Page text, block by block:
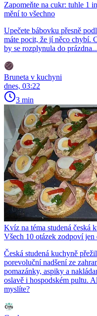
Zapomeňte na cukr: tuhle 1
mění to všechno
Upečete bábovku přesně
máte pocit, že jí něco chybí.
by se rozplynula do
Bruneta v kuchyni
dnes, 03:22
3 min
Kvíz na téma studená česká
Všech 10 otázek zodpoví jen
Česká studená kuchyně
porevoluční nadšení ze
pomazánky, aspiky a
oslavě i hospodském pultu.
myslíte?